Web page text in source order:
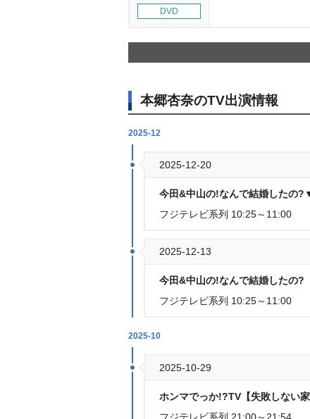
DVD
本郷杏奈のTV出演情報
2025-12
2025-12-20
今田&中山の!なんで結婚したの
フジテレビ系列 10:25～11:00
2025-12-13
今田&中山の!なんで結婚したの?
フジテレビ系列 10:25～11:00
2025-10
2025-10-29
ホンマでっか!?TV【失敗しない家